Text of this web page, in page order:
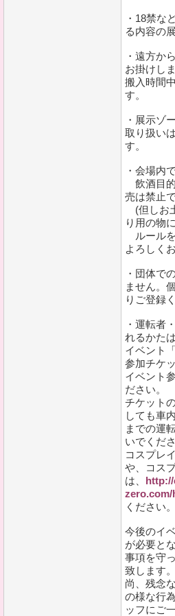
・18禁な
る内容の
・遠方か
お掛けし
搬入時間
す。
・展示ゾ
取り扱い
す。
・会場内
飲酒目
売は禁止で
(但しお
り用の物
ルール
よろしく
・団体で
ません。
りご登録
・運転者
れるかた
イベント
参加チケ
イベント
ださい。
チケット
しても車
までの運
いでくださ
コスプレ
や、コス
は、
ください。
今後のイ
が必要と
事項を守
致します。
尚、残念
の様な行
ッフにご